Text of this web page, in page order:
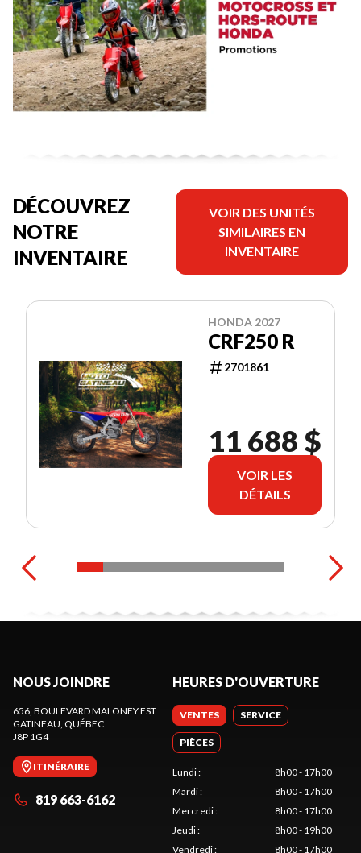
DÉCOUVREZ
NOTRE
INVENTAIRE
VOIR DES UNITÉS
SIMILAIRES EN
INVENTAIRE
HONDA 2027
CRF250 R
2701861
11 688 $
VOIR LES
DÉTAILS
NOUS JOINDRE
656, BOULEVARD MALONEY EST
GATINEAU, QUÉBEC
J8P 1G4
ITINÉRAIRE
819 663-6162
HEURES D'OUVERTURE
VENTES SERVICE
PIÈCES
Lundi:
8h00 - 17h00
Mardi:
8h00 - 17h00
Mercredi:
8h00 - 17h00
Jeudi:
8h00 - 19h00
Vendredi: 8h00 - 17h00